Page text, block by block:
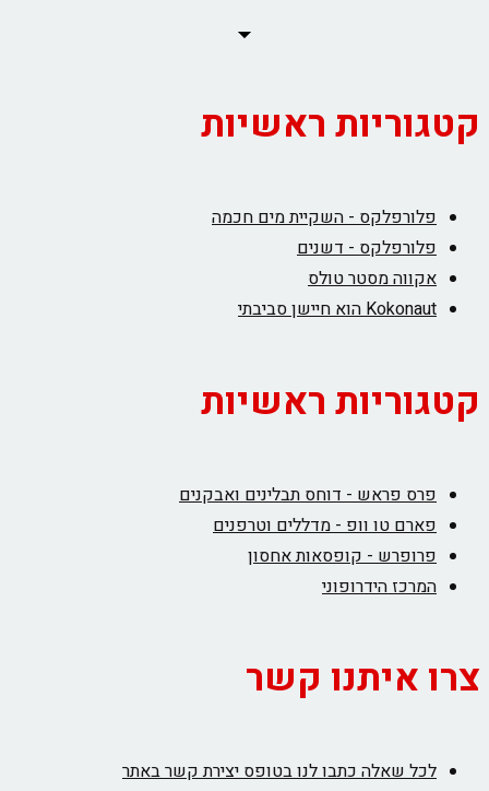
קטגוריות ראשיות
פלורפלקס - השקיית מים חכמה
פלורפלקס - דשנים
אקווה מסטר טולס
Kokonaut הוא חיישן סביבתי
קטגוריות ראשיות
פרס פראש - דוחס תבלינים ואבקנים
פארם טו וופ - מדללים וטרפנים
פרופרש - קופסאות אחסון
המרכז הידרופוני
צרו איתנו קשר
לכל שאלה כתבו לנו בטופס יצירת קשר באתר